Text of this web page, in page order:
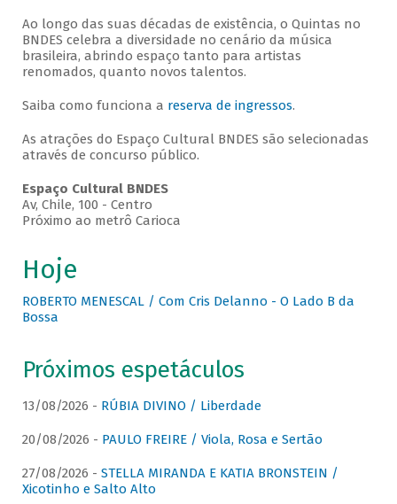
Ao longo das suas décadas de existência, o Quintas no
BNDES celebra a diversidade no cenário da música
brasileira, abrindo espaço tanto para artistas
renomados, quanto novos talentos.
Saiba como funciona a reserva de ingressos.
As atrações do Espaço Cultural BNDES são selecionadas
através de concurso público.
Espaço Cultural BNDES
Av, Chile, 100 - Centro
Próximo ao metrô Carioca
Hoje
ROBERTO MENESCAL / Com Cris Delanno - O Lado B da
Bossa
Próximos espetáculos
13/08/2026 - RÚBIA DIVINO / Liberdade
20/08/2026 - PAULO FREIRE / Viola, Rosa e Sertão
27/08/2026 - STELLA MIRANDA E KATIA BRONSTEIN /
Xicotinho e Salto Alto